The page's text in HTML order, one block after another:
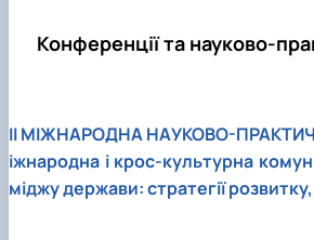
Конференції та науково-
ІІ МІЖНАРОДНА НАУКОВО-
іжнародна і крос-культурна
міджу держави: стратегії